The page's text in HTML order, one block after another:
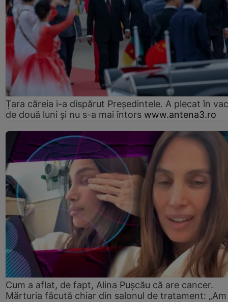
Țara căreia i-a dispărut Președintele. A plecat în
de două luni și nu s-a mai întors www.antena3.ro
Cum a aflat, de fapt, Alina Pușcău că are cancer.
Mărturia făcută chiar din salonul de tratament: